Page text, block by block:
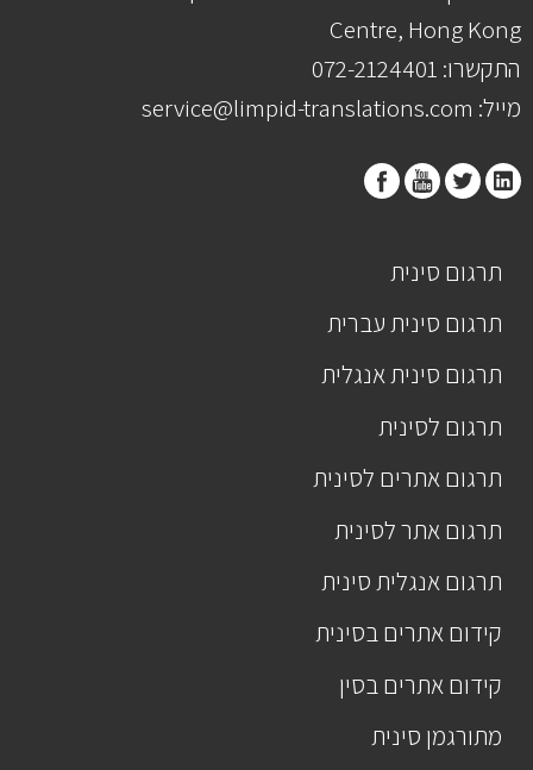
Centre, Hong Kong
התקשרו: 072-2124401
מייל: service@limpid-translations.com
תרגום סינית
תרגום סינית עברית
תרגום סינית אנגלית
תרגום לסינית
תרגום אתרים לסינית
תרגום אתר לסינית
תרגום אנגלית סינית
קידום אתרים בסינית
קידום אתרים בסין
מתורגמן סינית